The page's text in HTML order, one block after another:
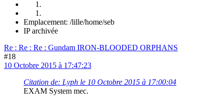
Emplacement: /lille/home/seb
IP archivée
Re : Re : Re : Gundam IRON-BLOODED ORPHANS
#18
10 Octobre 2015 à 17:47:23
Citation de: Lyph le 10 Octobre 2015 à 17:00:04
EXAM System mec.